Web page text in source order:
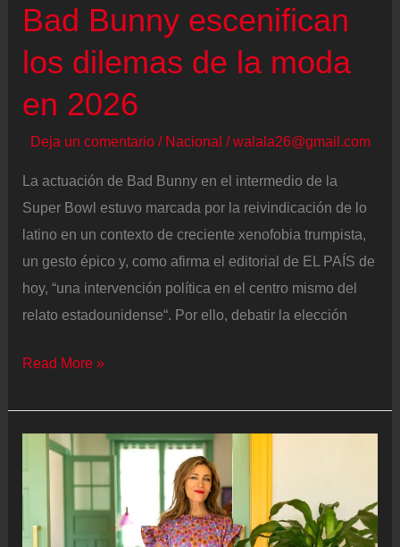
Bad Bunny escenifican
los dilemas de la moda
en 2026
Deja un comentario / Nacional /walala26@gmail.com
La actuación de Bad Bunny en el intermedio de la
Super Bowl estuvo marcada por la reivindicación de lo
latino en un contexto de creciente xenofobia trumpista,
un gesto épico y, como afirma el editorial de EL PAÍS de
hoy, “una intervención política en el centro mismo del
relato estadounidense“. Por ello, debatir la elección
De
“decepción”
por
qué
Read More »